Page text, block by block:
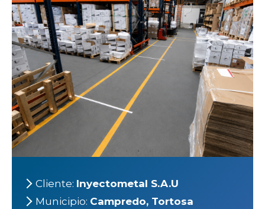
Cliente: Inyectometal S.A.U
Municipio: Campredo, Tortosa